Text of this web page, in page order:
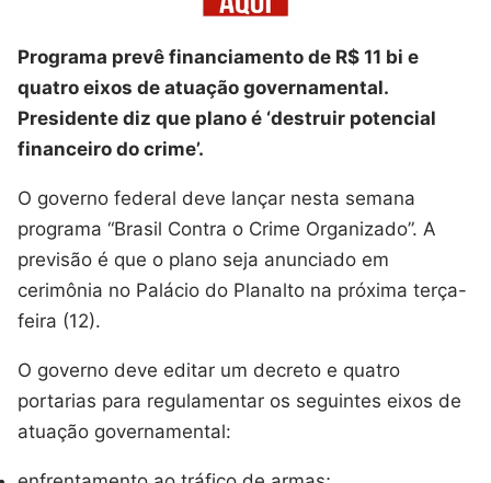
Programa prevê financiamento de R$ 11 bi e
quatro eixos de atuação governamental.
Presidente diz que plano é ‘destruir potencial
financeiro do crime’.
O governo federal deve lançar nesta semana
programa “Brasil Contra o Crime Organizado”. A
previsão é que o plano seja anunciado em
cerimônia no Palácio do Planalto na próxima terça-
feira (12).
O governo deve editar um decreto e quatro
portarias para regulamentar os seguintes eixos de
atuação governamental: